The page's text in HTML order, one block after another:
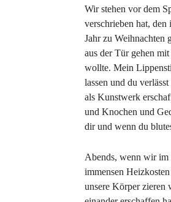
Wir stehen vor dem
verschrieben hat,
Jahr zu Weihnachten
aus der Tür gehen
wollte. Mein
lassen und du
als Kunstwerk
und Knochen und
dir und wenn du
Abends, wenn wir im
immensen
unsere Körper zieren